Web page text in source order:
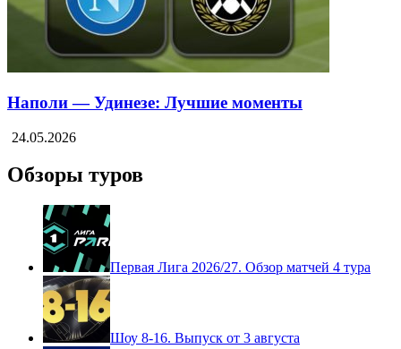
Наполи — Удинезе: Лучшие моменты
24.05.2026
Обзоры туров
Первая Лига 2026/27. Обзор матчей 4 тура
Шоу 8-16. Выпуск от 3 августа